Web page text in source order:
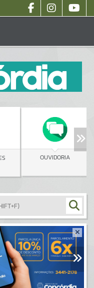
OUVIDORIA